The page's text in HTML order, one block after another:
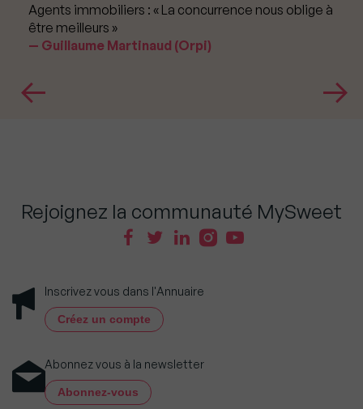
Agents immobiliers : « La concurrence nous oblige à
être meilleurs »
Guillaume Martinaud (Orpi)
Rejoignez la communauté MySweet
Inscrivez vous dans l'Annuaire
Créez un compte
Abonnez vous à la newsletter
Abonnez-vous